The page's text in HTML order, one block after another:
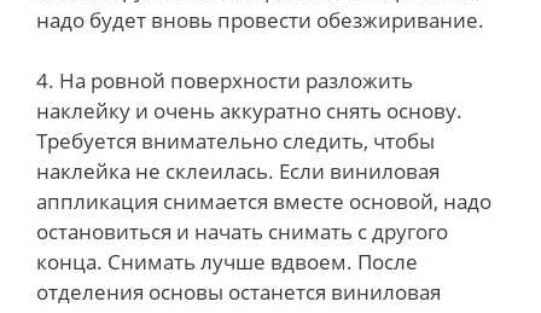
надо будет вновь провести обезжиривание.
4. На ровной поверхности разложить
наклейку и очень аккуратно снять основу.
Требуется внимательно следить, чтобы
наклейка не склеилась. Если виниловая
аппликация снимается вместе основой, надо
остановиться и начать снимать с другого
конца. Снимать лучше вдвоем. После
отделения основы останется виниловая